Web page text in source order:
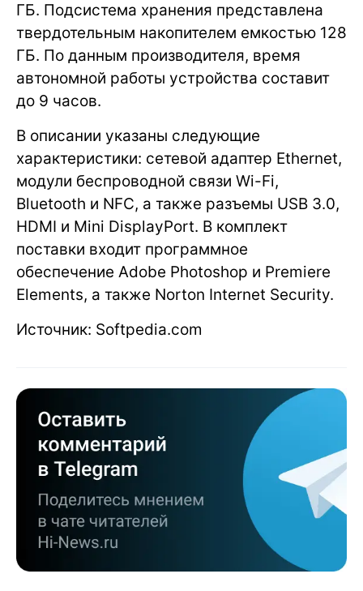
ГБ. Подсистема хранения представлена
твердотельным накопителем емкостью 128
ГБ. По данным производителя, время
автономной работы устройства составит
до 9 часов.
В описании указаны следующие
характеристики: сетевой адаптер Ethernet,
модули беспроводной связи Wi-Fi,
Bluetooth и NFC, а также разъемы USB 3.0,
HDMI и Mini DisplayPort. В комплект
поставки входит программное
обеспечение Adobe Photoshop и Premiere
Elements, а также Norton Internet Security.
Источник: Softpedia.com